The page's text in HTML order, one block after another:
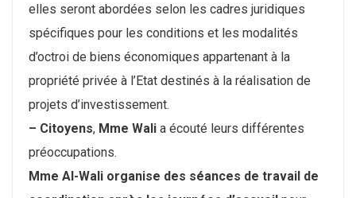
elles seront abordées selon les cadres juridiques
spécifiques pour les conditions et les modalités
d’octroi de biens économiques appartenant à la
propriété privée à l’Etat destinés à la réalisation de
projets d’investissement.
– Citoyens, Mme Wali a écouté leurs différentes
préoccupations.
Mme Al-Wali organise des séances de travail de